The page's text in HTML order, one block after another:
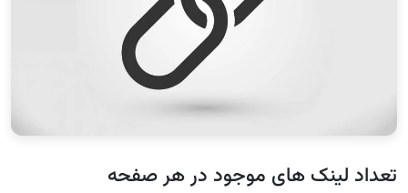
تعداد لینک های موجود در هر صفحه